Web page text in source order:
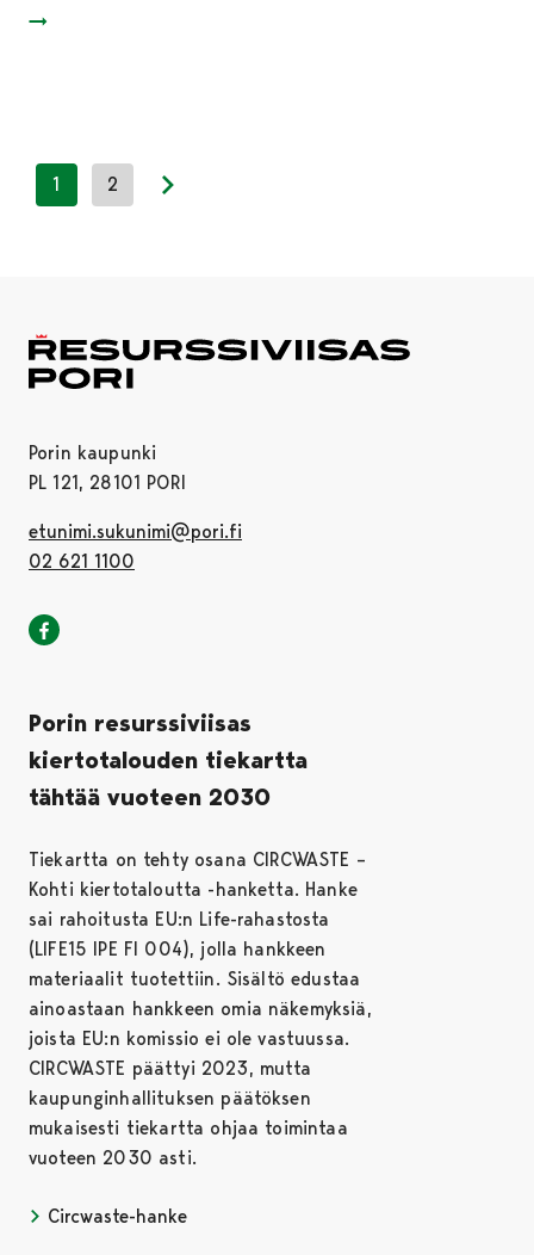
1 2
Porin kaupunki
PL 121, 28101 PORI
etunimi.sukunimi@pori.fi
02 621 1100
Porin resurssiviisas
kiertotalouden tiekartta
tähtää vuoteen 2030
Tiekartta on tehty osana CIRCWASTE –
Kohti kiertotaloutta -hanketta. Hanke
sai rahoitusta EU:n Life-rahastosta
(LIFE15 IPE FI 004), jolla hankkeen
materiaalit tuotettiin. Sisältö edustaa
ainoastaan hankkeen omia näkemyksiä,
joista EU:n komissio ei ole vastuussa.
CIRCWASTE päättyi 2023, mutta
kaupunginhallituksen päätöksen
mukaisesti tiekartta ohjaa toimintaa
vuoteen 2030 asti.
Circwaste-hanke